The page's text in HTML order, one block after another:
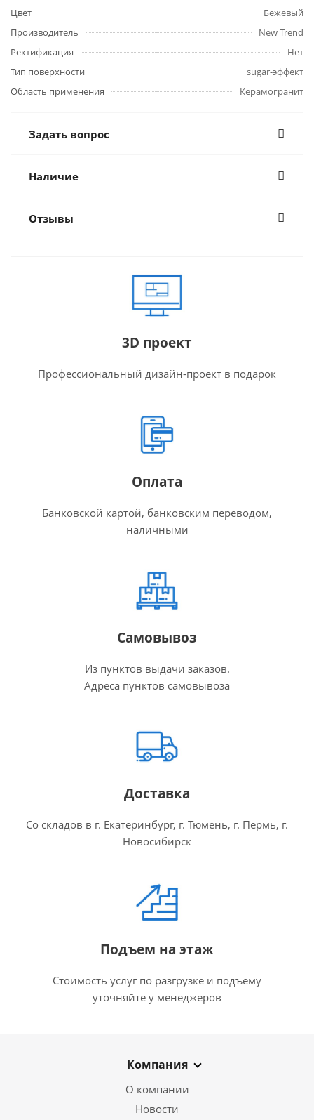
Цвет
Бежевый
Производитель
New Trend
Ректификация
Нет
Тип поверхности
sugar-эффект
Область применения
Керамогранит
Задать вопрос
Наличие
Отзывы
3D проект
Профессиональный дизайн-проект в подарок
Оплата
Банковской картой, банковским переводом,
наличными
Самовывоз
Из пунктов выдачи заказов.
Адреса пунктов самовывоза
Доставка
Со складов в г. Екатеринбург, г. Тюмень, г. Пермь, г.
Новосибирск
Подъем на этаж
Стоимость услуг по разгрузке и подъему
уточняйте у менеджеров
Компания
О компании
Новости